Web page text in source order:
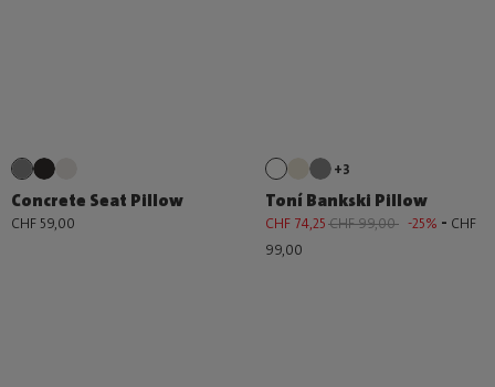
Concrete Seat Pillow
CHF 59,00
+3
Toní Bankski Pillow
CHF 74,25CHF 99,00 -25% - CHF
99,00